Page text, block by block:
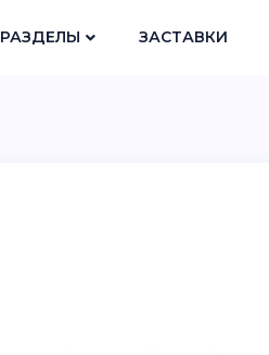
РАЗДЕЛЫ ЗАСТАВКИ